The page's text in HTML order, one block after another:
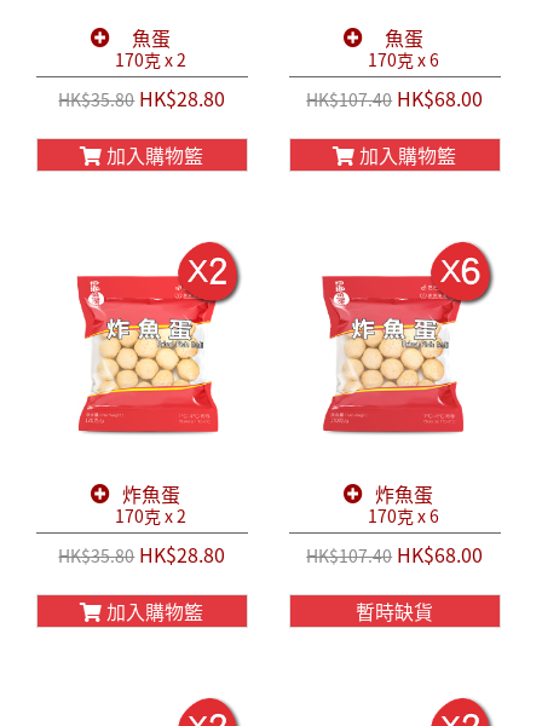
魚蛋
170克 x 2
HK$35.80HK$28.80
加入購物籃
魚蛋
170克 x 6
HK$107.40HK$68.00
加入購物籃
炸魚蛋
170克 x 2
HK$35.80HK$28.80
加入購物籃
炸魚蛋
170克 x 6
HK$107.40HK$68.00
暫時缺貨